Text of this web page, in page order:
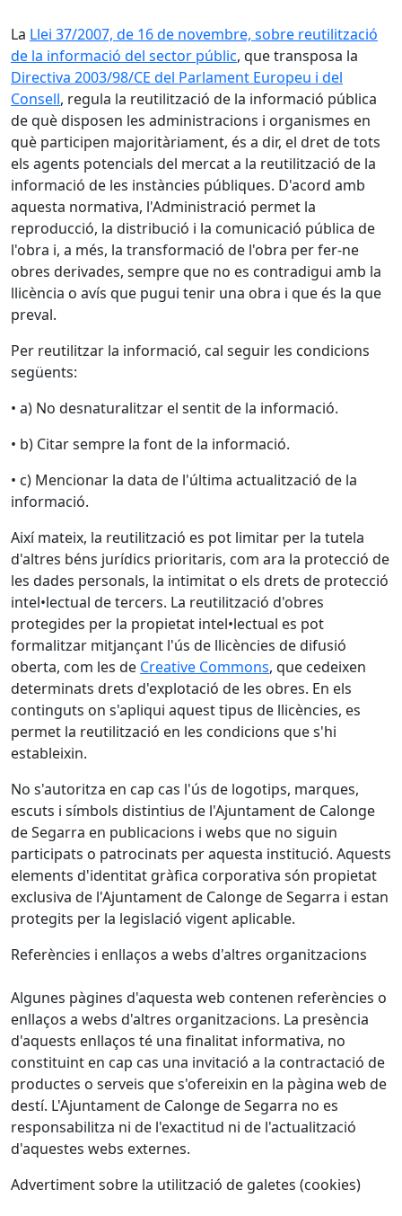
La Llei 37/2007, de 16 de novembre, sobre reutilització
de la informació del sector públic, que transposa la
Directiva 2003/98/CE del Parlament Europeu i del
Consell, regula la reutilització de la informació pública
de què disposen les administracions i organismes en
què participen majoritàriament, és a dir, el dret de tots
els agents potencials del mercat a la reutilització de la
informació de les instàncies públiques. D'acord amb
aquesta normativa, l'Administració permet la
reproducció, la distribució i la comunicació pública de
l'obra i, a més, la transformació de l'obra per fer-ne
obres derivades, sempre que no es contradigui amb la
llicència o avís que pugui tenir una obra i que és la que
preval.
Per reutilitzar la informació, cal seguir les condicions
següents:
• a) No desnaturalitzar el sentit de la informació.
• b) Citar sempre la font de la informació.
• c) Mencionar la data de l'última actualització de la
informació.
Així mateix, la reutilització es pot limitar per la tutela
d'altres béns jurídics prioritaris, com ara la protecció de
les dades personals, la intimitat o els drets de protecció
intel•lectual de tercers. La reutilització d'obres
protegides per la propietat intel•lectual es pot
formalitzar mitjançant l'ús de llicències de difusió
oberta, com les de Creative Commons, que cedeixen
determinats drets d'explotació de les obres. En els
continguts on s'apliqui aquest tipus de llicències, es
permet la reutilització en les condicions que s'hi
estableixin.
No s'autoritza en cap cas l'ús de logotips, marques,
escuts i símbols distintius de l'Ajuntament de Calonge
de Segarra en publicacions i webs que no siguin
participats o patrocinats per aquesta institució. Aquests
elements d'identitat gràfica corporativa són propietat
exclusiva de l'Ajuntament de Calonge de Segarra i estan
protegits per la legislació vigent aplicable.
Referències i enllaços a webs d'altres organitzacions
Algunes pàgines d'aquesta web contenen referències o
enllaços a webs d'altres organitzacions. La presència
d'aquests enllaços té una finalitat informativa, no
constituint en cap cas una invitació a la contractació de
productes o serveis que s'ofereixin en la pàgina web de
destí. L'Ajuntament de Calonge de Segarra no es
responsabilitza ni de l'exactitud ni de l'actualització
d'aquestes webs externes.
Advertiment sobre la utilització de galetes (cookies)